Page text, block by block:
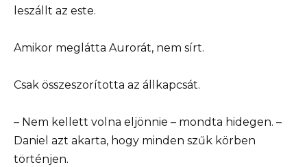
leszállt az este.
Amikor meglátta Aurorát, nem sírt.
Csak összeszorította az állkapcsát.
– Nem kellett volna eljönnie – mondta hidegen. –
Daniel azt akarta, hogy minden szűk körben
történjen.